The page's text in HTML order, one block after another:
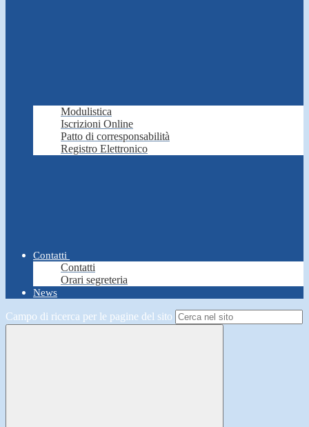
Modulistica
Iscrizioni Online
Patto di corresponsabilità
Registro Elettronico
Contatti
Contatti
Orari segreteria
News
Campo di ricerca per le pagine del sito